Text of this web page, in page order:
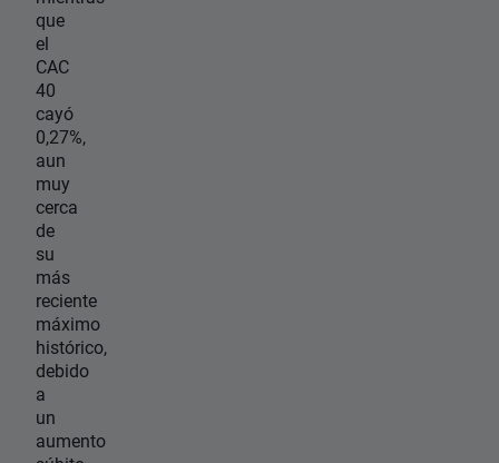
que
el
CAC
40
cayó
0,27%,
aun
muy
cerca
de
su
más
reciente
máximo
histórico,
debido
a
un
aumento